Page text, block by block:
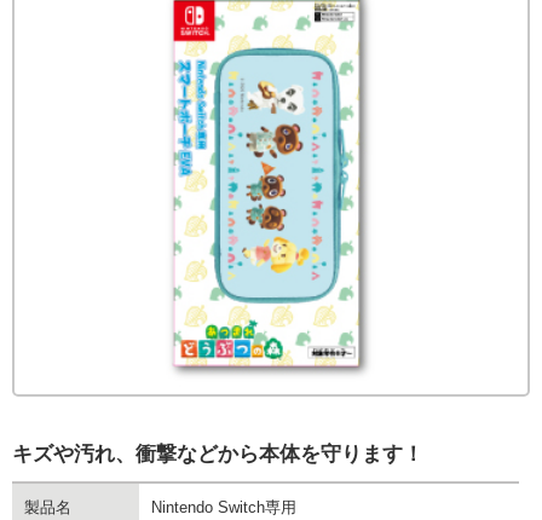
キズや汚れ、衝撃などから本体を守ります！
製品名
Nintendo Switch専用